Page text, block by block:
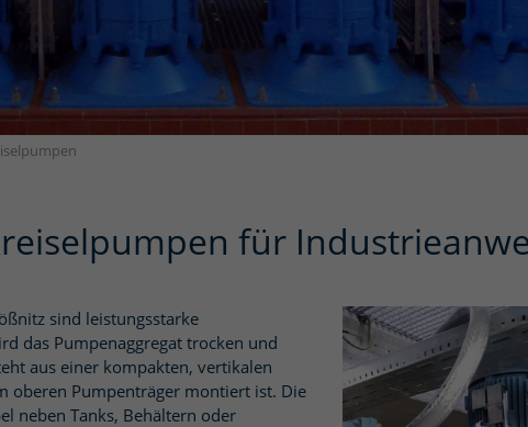
für
sind leistungsstarke
das Pumpenaggregat trocken und
aus einer kompakten, vertikalen
oberen Pumpenträger montiert ist. Die
neben Tanks, Behältern oder